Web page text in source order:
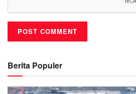
Berita Populer